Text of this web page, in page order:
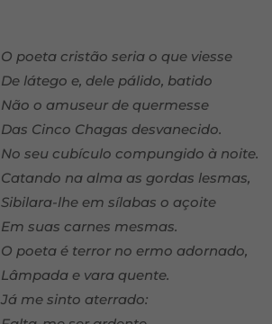
O poeta cristão seria o que viesse
De látego e, dele pálido, batido
Não o amuseur de quermesse
Das Cinco Chagas desvanecido.
No seu cubículo compungido à noite.
Catando na alma as gordas lesmas,
Sibilara-lhe em sílabas o açoite
Em suas carnes mesmas.
O poeta é terror no ermo adornado,
Lâmpada e vara quente.
Já me sinto aterrado: